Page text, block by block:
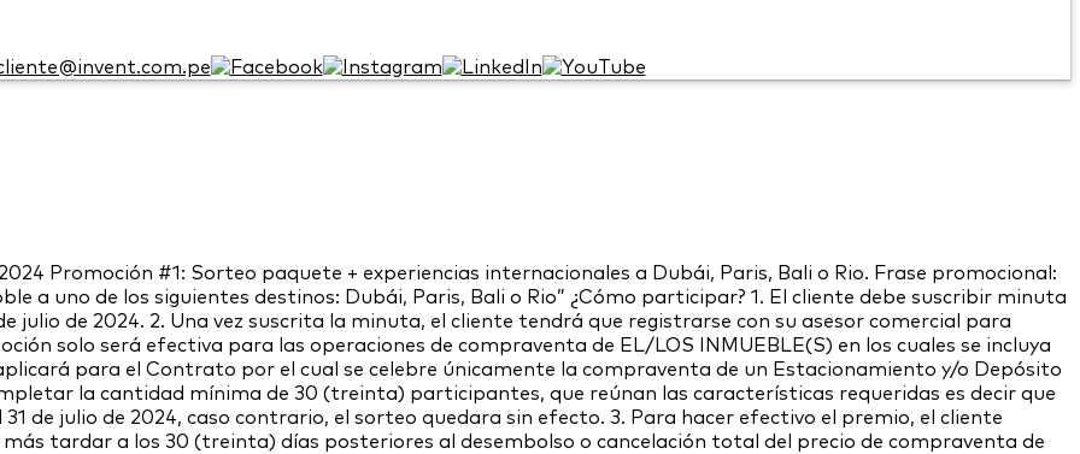
Promoción #1: Sorteo paquete + experiencias internacionales a Dubái, Paris, Bali o Rio. Frase promocional:
a uno de los siguientes destinos: Dubái, Paris, Bali o Rio” ¿Cómo participar? 1. El cliente debe suscribir minuta
julio de 2024. 2. Una vez suscrita la minuta, el cliente tendrá que registrarse con su asesor comercial para
solo será efectiva para las operaciones de compraventa de EL/LOS INMUEBLE(S) en los cuales se incluya
para el Contrato por el cual se celebre únicamente la compraventa de un Estacionamiento y/o Depósito
la cantidad mínima de 30 (treinta) participantes, que reúnan las características requeridas es decir que
de julio de 2024, caso contrario, el sorteo quedara sin efecto. 3. Para hacer efectivo el premio, el cliente
tardar a los 30 (treinta) días posteriores al desembolso o cancelación total del precio de compraventa de